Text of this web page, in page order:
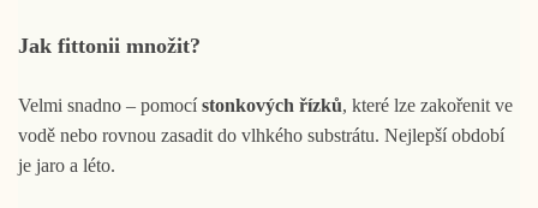
Jak fittonii množit?
Velmi snadno – pomocístonkových řízků, které lze zakořenit ve
vodě nebo rovnou zasadit do vlhkého substrátu. Nejlepší období
je jaro a léto.